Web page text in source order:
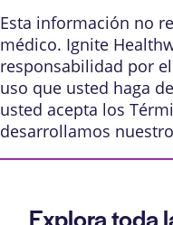
Esta información no
médico. Ignite
responsabilidad por
uso que usted haga
usted acepta los
desarrollamos
Explora toda